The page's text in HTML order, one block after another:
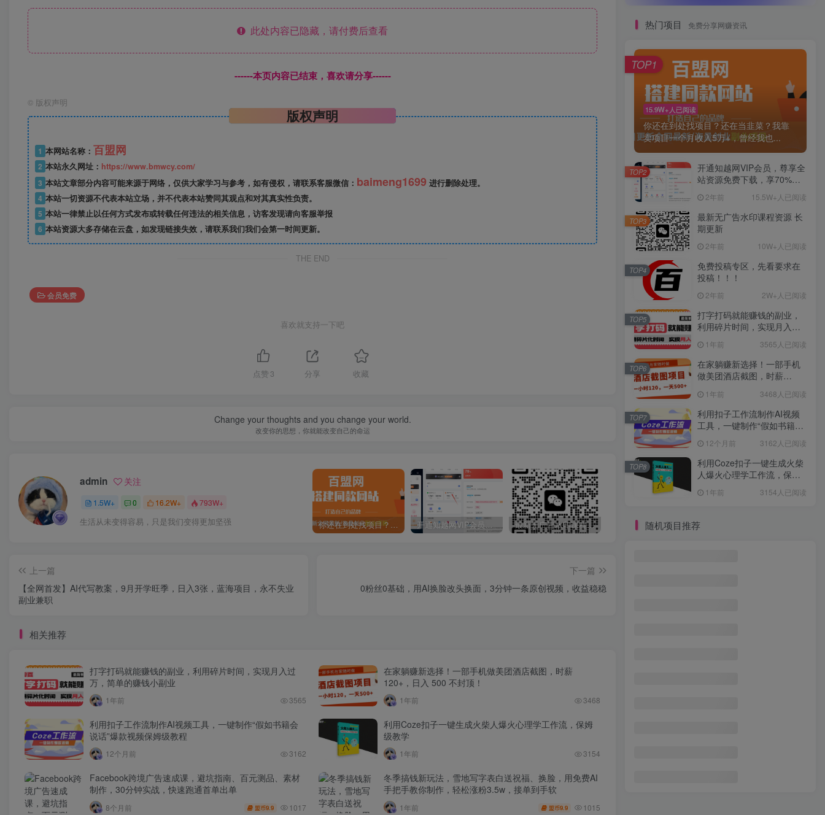
此处内容已隐藏，请付费后查看
------本页内容已结束，喜欢请分享------
© 版权声明
版权声明
1 本网站名称： 百盟网
2 本站永久网址： https://www.bmwcy.com/
3 本站文章部分内容可能来源于网络，仅供大家学习与参考，如有侵权，请联系客服微信： baimeng1699 进行删除处理。
4 本站一切资源不代表本站立场，并不代表本站赞同其观点和对其真实性负责。
5 本站一律禁止以任何方式发布或转载任何违法的相关信息，访客发现请向客服举报
6 本站资源大多存储在云盘，如发现链接失效，请联系我们我们会第一时间更新。
THE END
会员免费
喜欢就支持一下吧
点赞 3 分享 收藏
Change your thoughts and you change your world.
改变你的思想，你就能改变自己的命运
admin 关注
1.5W+ 0 16.2W+ 793W+
生活从未变得容易，只是我们变得更加坚强 你还在到处找项目？还在当韭菜？我靠卖项目一个月收入5万+，曾经我也是个失败者。 最新无广告水印课程资源 长期更新 免费投稿专区，先看要求在投稿！！！
上一篇
【全网首发】AI代写教案，9月开学旺季，日入3张，蓝海项目，永不失业
副业兼职
下一篇
0粉丝0基础，用AI换脸改头换面，3分钟一条原创视频，收益稳稳
相关推荐
打字打码就能赚钱的副业，利用碎片时间，实现月入过
万，简单的赚钱小副业
1年前 3565
在家躺赚新选择！一部手机做美团酒店截图，时薪
120+，日入 500 不封顶！
1年前 3468
利用扣子工作流制作AI视频工具，一键制作“假如书籍会
说话”爆款视频保姆级教程
12个月前 3162
利用Coze扣子一键生成火柴人爆火心理学工作流，保姆
级教学
1年前 3154
Facebook跨境广告速成课，避坑指南、百元测品、素材
制作，30分钟实战，快速跑通首单出单
8个月前 盟币9.9 1017
冬季搞钱新玩法，雪地写字表白送祝福、换脸，用免费AI
手把手教你制作，轻松涨粉3.5w，接单到手软
1年前 盟币9.9 1015
热门项目 免费分享网赚资讯
15.9W+人已阅读
你还在到处找项目？还在当韭菜？我靠
卖项目一个月收入5万+，曾经我也...
TOP1
开通知越网VIP会员，尊享全
站资源免费下载，享70%的
惠】2年前 15.5W+人已阅读
TOP2
最新无广告水印课程资源 长
期更新
2年前 10W+人已阅读
TOP3
免费投稿专区，先看要求在
投稿！！！
2年前 2W+人已阅读
TOP4
打字打码就能赚钱的副业，
利用碎片时间，实现月入过
1年前 3565人已阅读
TOP5
在家躺赚新选择！一部手机
做美团酒店截图，时薪
1年前 3468人已阅读
TOP6
利用扣子工作流制作AI视频
工具，一键制作“假如书籍会
12个月前 3162人已阅读
TOP7
利用Coze扣子一键生成火柴
人爆火心理学工作流，保姆
1年前 3154人已阅读
TOP8
随机项目推荐